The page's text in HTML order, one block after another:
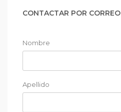
CONTACTAR POR CORREO
Nombre
Apellido